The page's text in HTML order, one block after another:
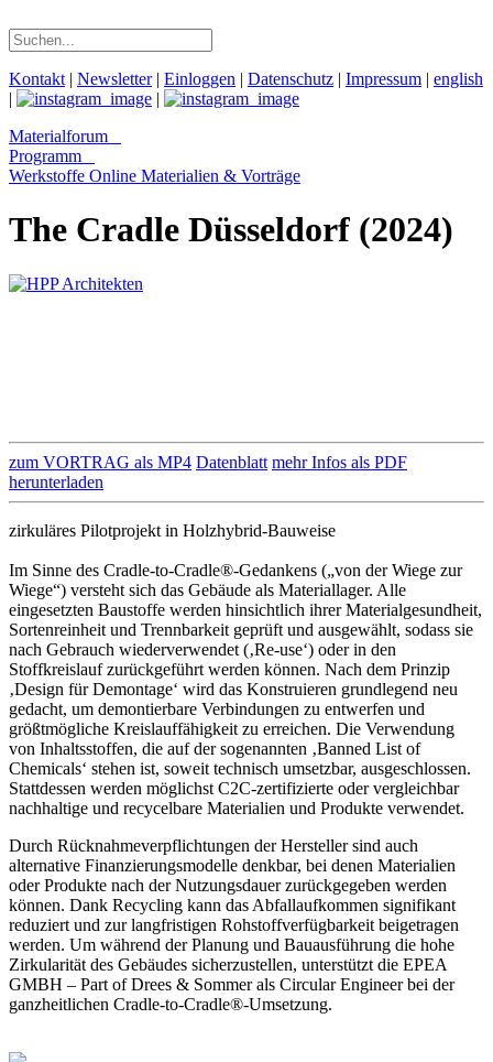
Kontakt | Newsletter| Einloggen | Datenschutz | Impressum | english
|
|
Materialforum
Programm
Werkstoffe Online Materialien & Vorträge
The Cradle Düsseldorf (2024)
zum VORTRAG als MP4 Datenblatt mehr Infos als PDF
herunterladen
zirkuläres Pilotprojekt in Holzhybrid-Bauweise
Im Sinne des Cradle-to-Cradle®-Gedankens („von der Wiege zur
Wiege“) versteht sich das Gebäude als Materiallager. Alle
eingesetzten Baustoffe werden hinsichtlich ihrer Materialgesundheit,
Sortenreinheit und Trennbarkeit geprüft und ausgewählt, sodass sie
nach Gebrauch wiederverwendet (‚Re-use‘) oder in den
Stoffkreislauf zurückgeführt werden können. Nach dem Prinzip
‚Design für Demontage‘ wird das Konstruieren grundlegend neu
gedacht, um demontierbare Verbindungen zu entwerfen und
größtmögliche Kreislauffähigkeit zu erreichen. Die Verwendung
von Inhaltsstoffen, die auf der sogenannten ‚Banned List of
Chemicals‘ stehen ist, soweit technisch umsetzbar, ausgeschlossen.
Stattdessen werden möglichst C2C-zertifizierte oder vergleichbar
nachhaltige und recycelbare Materialien und Produkte verwendet.
Durch Rücknahmeverpflichtungen der Hersteller sind auch
alternative Finanzierungsmodelle denkbar, bei denen Materialien
oder Produkte nach der Nutzungsdauer zurückgegeben werden
können. Dank Recycling kann das Abfallaufkommen signifikant
reduziert und zur langfristigen Rohstoffverfügbarkeit beigetragen
werden. Um während der Planung und Bauausführung die hohe
Zirkularität des Gebäudes sicherzustellen, unterstützt die EPEA
GMBH – Part of Drees & Sommer als Circular Engineer bei der
ganzheitlichen Cradle-to-Cradle®-Umsetzung.